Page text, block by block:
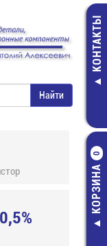
КОНТАКТЫ
КОРЗИНА
0